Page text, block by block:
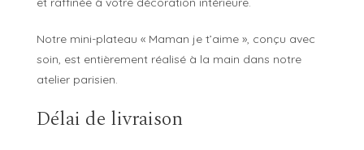
Notre mini-plateau « Maman je t’aime », conçu avec
soin, est entièrement réalisé à la main dans notre
atelier parisien.
Délai de livraison